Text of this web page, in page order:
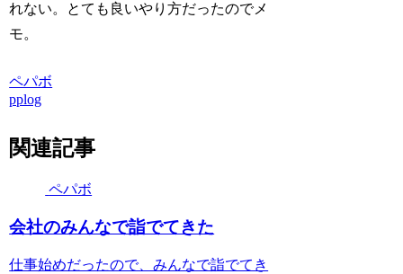
れない。とても良いやり方だったのでメ
モ。
ペパボ
pplog
関連記事
ペパボ
会社のみんなで詣でてきた
仕事始めだったので、みんなで詣でてき